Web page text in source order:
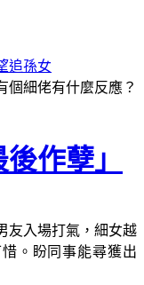
個細佬有什麼反應？
作孽」
友入場打氣，細女越
。盼同事能尋獲出